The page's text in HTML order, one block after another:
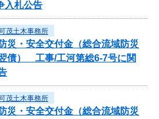
入札公告
茂土木事務所
災・安全交付金（総合流域防災
債） 工事/工河第総6-7号に関
茂土木事務所
災・安全交付金（総合流域防災